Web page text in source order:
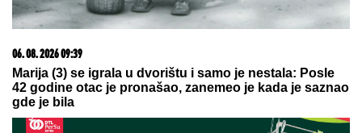
06. 08. 2026 07:08